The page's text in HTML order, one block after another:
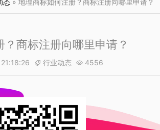
态 » 地理商标如何注册？商标注册向哪里申请？
商标注册向哪里申请？
 行业动态  4556